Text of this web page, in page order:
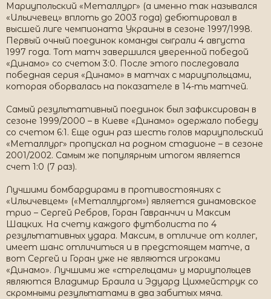
Мариупольский «Металлург» (а именно так назывался
«Ильичевец» вплоть до 2003 года) дебютировал в
высшей лиге чемпионата Украины в сезоне 1997/1998.
Первый очный поединок команды сыграли 4 августа
1997 года. Тот матч завершился уверенной победой
«Динамо» со счетом 3:0. После этого последовала
победная серия «Динамо» в матчах с мариупольцами,
которая оборвалась на показателе в 14-ть матчей.
Самый результативный поединок был зафиксирован в
сезоне 1999/2000 – в Киеве «Динамо» одержало победу
со счетом 6:1. Еще один раз шесть голов мариупольский
«Металлург» пропускал на родном стадионе – в сезоне
2001/2002. Самым же популярным итогом является
счет 1:0 (7 раз).
Лучшими бомбардирами в противостояниях с
«Ильичевцем» («Металлургом») является динамовское
трио – Сергей Ребров, Горан Гавранчич и Максим
Шацких. На счету каждого футболиста по 4
результативных удара. Максим, в отличие от коллег,
имеет шанс отличиться и в предстоящем матче, а
вот Сергей и Горан уже не являются игроками
«Динамо». Лучшими же «стрельцами» у мариупольцев
являются Владимир Браила и Эдуард Цихмейструк со
скромными результатами в два забитых мяча.